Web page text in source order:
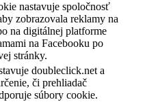
nastavuje spoločnosť
zobrazovala reklamy na
na digitálnej platforme
na Facebooku po
stránky.
doubleclick.net a
či prehliadač
súbory cookie.